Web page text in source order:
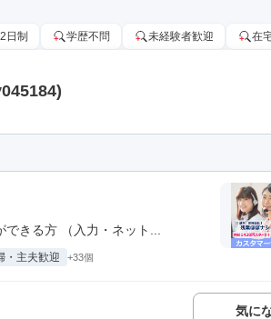
日制 学歴不問 未経験者歓迎 在
きる方 （入力・ネット...
・主夫歓迎 +33個
気に